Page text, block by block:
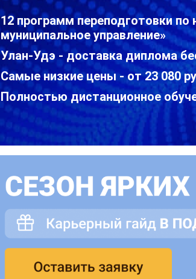
12 программ переподготовки по
муниципальное управление»
Улан-Удэ - доставка диплома
Самые низкие цены - от 23 080
Полностью дистанционное